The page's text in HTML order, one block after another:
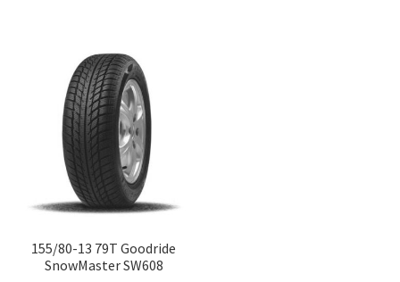
155/80-13 79T Goodride
SnowMaster SW608